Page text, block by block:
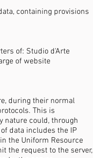
containing provisions
of: Studio d'Arte
of website
during their normal
This is
nature could, through
data includes the IP
the Uniform Resource
the request to the server,